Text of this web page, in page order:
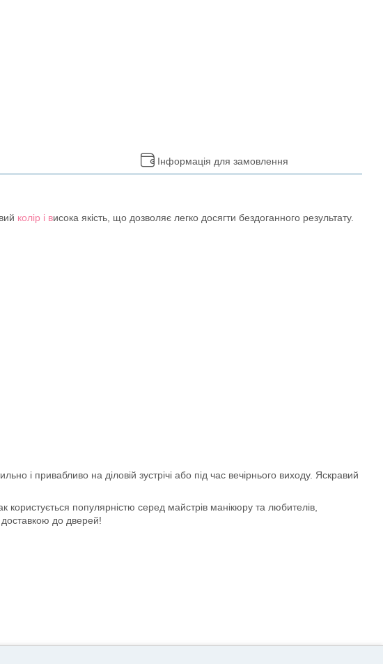
Інформація для замовлення
колір і висока якість, що дозволяє легко досягти бездоганного результату.
і привабливо на діловій зустрічі або під час вечірнього виходу. Яскравий
популярністю серед майстрів манікюру та любителів,
до дверей!